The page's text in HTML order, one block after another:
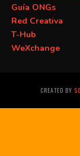
Guía ONGs
Red Creativa
T-Hub
WeXchange
CREATED BY